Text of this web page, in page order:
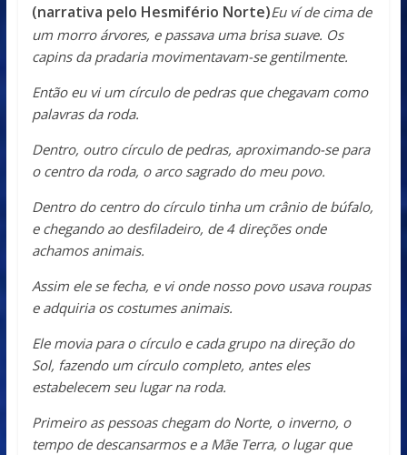
(narrativa pelo Hesmifério Norte)Eu ví de cima de
um morro árvores, e passava uma brisa suave. Os
capins da pradaria movimentavam-se gentilmente.
Então eu vi um círculo de pedras que chegavam como
palavras da roda.
Dentro, outro círculo de pedras, aproximando-se para
o centro da roda, o arco sagrado do meu povo.
Dentro do centro do círculo tinha um crânio de búfalo,
e chegando ao desfiladeiro, de 4 direções onde
achamos animais.
Assim ele se fecha, e vi onde nosso povo usava roupas
e adquiria os costumes animais.
Ele movia para o círculo e cada grupo na direção do
Sol, fazendo um círculo completo, antes eles
estabelecem seu lugar na roda.
Primeiro as pessoas chegam do Norte, o inverno, o
tempo de descansarmos e a Mãe Terra, o lugar que